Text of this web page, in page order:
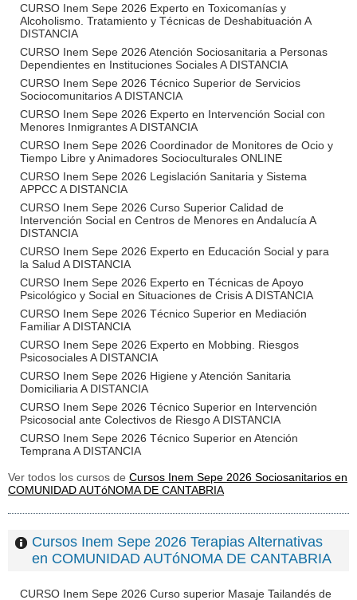
CURSO Inem Sepe 2026 Experto en Toxicomanías y
Alcoholismo. Tratamiento y Técnicas de Deshabituación A
DISTANCIA
CURSO Inem Sepe 2026 Atención Sociosanitaria a Personas
Dependientes en Instituciones Sociales A DISTANCIA
CURSO Inem Sepe 2026 Técnico Superior de Servicios
Sociocomunitarios A DISTANCIA
CURSO Inem Sepe 2026 Experto en Intervención Social con
Menores Inmigrantes A DISTANCIA
CURSO Inem Sepe 2026 Coordinador de Monitores de Ocio y
Tiempo Libre y Animadores Socioculturales ONLINE
CURSO Inem Sepe 2026 Legislación Sanitaria y Sistema
APPCC A DISTANCIA
CURSO Inem Sepe 2026 Curso Superior Calidad de
Intervención Social en Centros de Menores en Andalucía A
DISTANCIA
CURSO Inem Sepe 2026 Experto en Educación Social y para
la Salud A DISTANCIA
CURSO Inem Sepe 2026 Experto en Técnicas de Apoyo
Psicológico y Social en Situaciones de Crisis A DISTANCIA
CURSO Inem Sepe 2026 Técnico Superior en Mediación
Familiar A DISTANCIA
CURSO Inem Sepe 2026 Experto en Mobbing. Riesgos
Psicosociales A DISTANCIA
CURSO Inem Sepe 2026 Higiene y Atención Sanitaria
Domiciliaria A DISTANCIA
CURSO Inem Sepe 2026 Técnico Superior en Intervención
Psicosocial ante Colectivos de Riesgo A DISTANCIA
CURSO Inem Sepe 2026 Técnico Superior en Atención
Temprana A DISTANCIA
Ver todos los cursos de Cursos Inem Sepe 2026 Sociosanitarios en
COMUNIDAD AUTóNOMA DE CANTABRIA
Cursos Inem Sepe 2026 Terapias Alternativas
en COMUNIDAD AUTóNOMA DE CANTABRIA
CURSO Inem Sepe 2026 Curso superior Masaje Tailandés de